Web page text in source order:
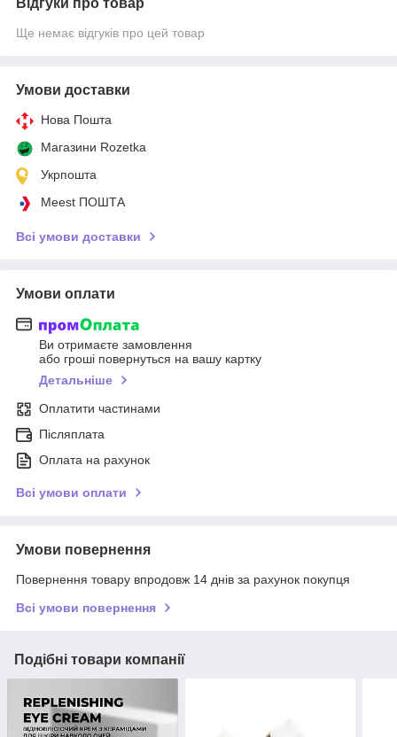
Ще немає відгуків про цей товар
Умови доставки
Нова Пошта
Магазини Rozetka
Укрпошта
Meest ПОШТА
Всі умови доставки
Умови оплати
Ви отримаєте замовлення
або гроші повернуться на вашу картку
Детальніше
Оплатити частинами
Післяплата
Оплата на рахунок
Всі умови оплати
Умови повернення
Повернення товару впродовж 14 днів за рахунок покупця
Всі умови повернення
Подібні товари компанії